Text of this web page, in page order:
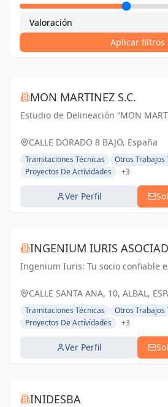
Aplicar filtros
MON MARTINEZ S.C.
Estudio de Delineación “MON
de 25 años de experiencia.
nuestro trabajo, como parte
un trabajo...
CALLE DORADO 8 BAJO, España
Tramitaciones Técnicas
Otros Trabajos
Proyectos De Actividades
+3
Ver Perfil
INGENIUM IURIS
Ingenium Iuris: Tu socio confiable
Soluciones profesionales para
CALLE SANTA ANA, 10, ALBAL,
Tramitaciones Técnicas
Otros Trabajos
Proyectos De Actividades
+3
Ver Perfil
INIDESBA